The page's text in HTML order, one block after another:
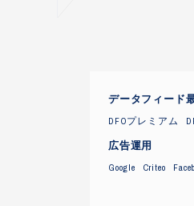
データフィード
DFOプレミアム
広告運用
Google Criteo